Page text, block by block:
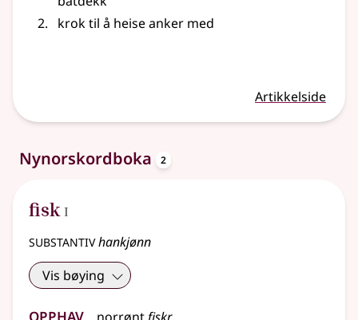
krok til å heise anker med
Artikkelside
Nynorskordboka 2
fisk 1
I
substantivhankjønn
Vis bøying
Opphav